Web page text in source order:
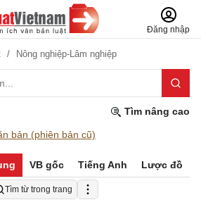
Đăng nhập
Nông nghiệp-Lâm nghiệp
Tìm nâng cao
bản (phiên bản cũ)
VB gốc Tiếng Anh Lược đồ
Tìm từ trong trang